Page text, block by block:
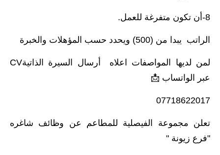
8-أن تكون متفرغة للعمل.
الراتب يبدا من (500) ويحدد حسب المؤهلات والخبرة
لمن لديها المواصفات اعلاه أرسال السيرة الذاتيةCV
عبر الواتساب 📩
07718622017
تعلن مجموعة الفيصلية للمطاعم عن وظائف شاغره
"فرع زيونة "